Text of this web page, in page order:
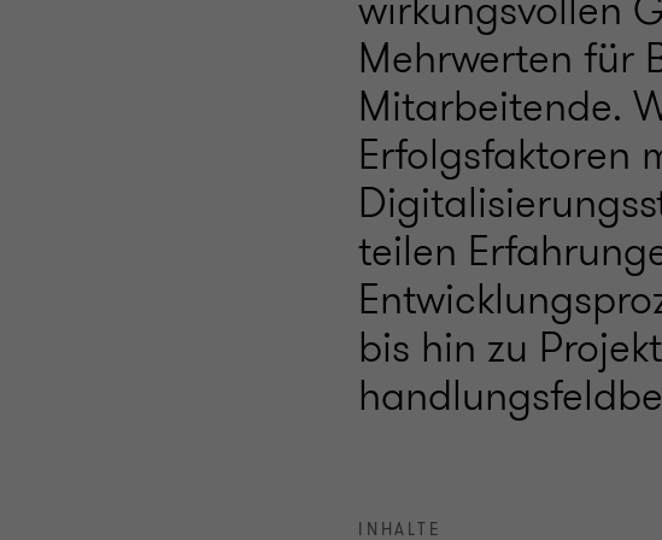
Mehrwerten für
Mitarbeitende.
Erfolgsfaktoren
teilen
bis hin zu
INHALTE